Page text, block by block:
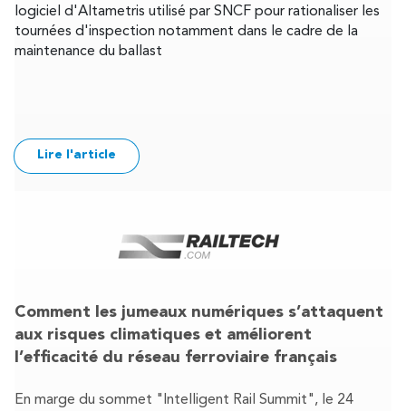
logiciel d'Altametris utilisé par SNCF pour rationaliser les
tournées d'inspection notamment dans le cadre de la
maintenance du ballast
Lire l'article
Comment les jumeaux numériques s’attaquent
aux risques climatiques et améliorent
l’efficacité du réseau ferroviaire français
En marge du sommet "Intelligent Rail Summit", le 24